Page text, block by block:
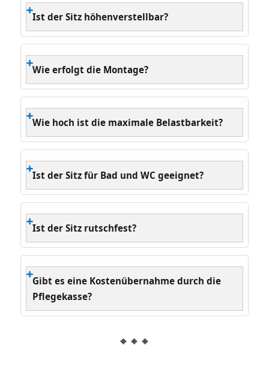
Ist der Sitz höhenverstellbar?
Wie erfolgt die Montage?
Wie hoch ist die maximale Belastbarkeit?
Ist der Sitz für Bad und WC geeignet?
Ist der Sitz rutschfest?
Gibt es eine Kostenübernahme durch die
Pflegekasse?
🔸🔸🔸